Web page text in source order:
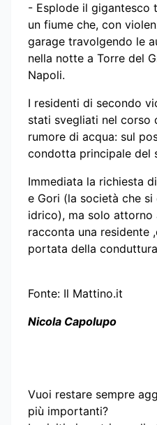
- Esplode il gigantesco
un fiume che, con
garage travolgendo le
nella notte a Torre del
Napoli.
I residenti di secondo
stati svegliati nel corso
rumore di acqua: sul
condotta principale del
Immediata la richiesta
e Gori (la società che
idrico), ma solo attorno
racconta una residente
portata della
Fonte: Il Mattino.it
Nicola Capolupo
Vuoi restare sempre
più importanti?